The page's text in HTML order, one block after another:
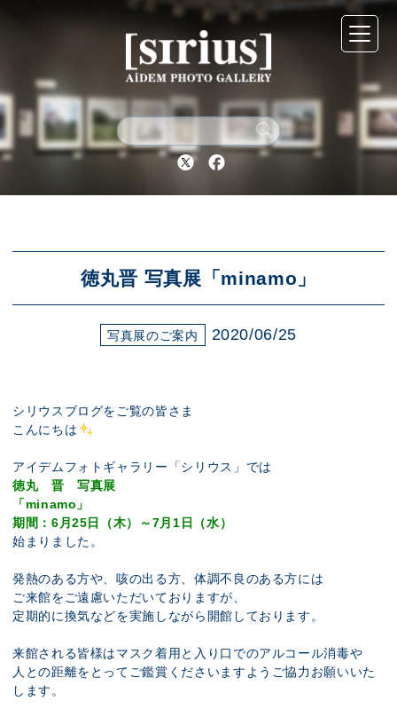
Twitter Facebook
徳丸晋 写真展「minamo」
写真展のご案内 2020/06/25
シリウスブログをご覧の皆さま
こんにちは
アイデムフォトギャラリー「シリウス」では
徳丸 晋 写真展
「minamo」
期間：6月25日（木）～7月1日（水）
始まりました。
発熱のある方や、咳の出る方、体調不良のある方には
ご来館をご遠慮いただいておりますが、
定期的に換気などを実施しながら開館しております。
来館される皆様はマスク着用と入り口でのアルコール消毒や
人との距離をとってご鑑賞くださいますようご協力お願いいた
します。
シリウスについて
展示スケジュール